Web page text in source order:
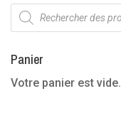
Recherche
de
produits
Panier
Votre panier est vide.